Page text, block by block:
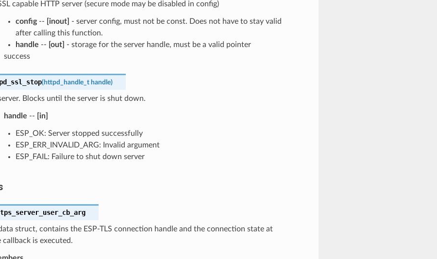
capable HTTP server (secure mode may be disabled in config)
config-- [inout]
- server config, must not be const. Does not have to stay valid
after calling this function.
handle -- [out]
- storage for the server handle, must be a valid pointer
success
(httpd_handle_t handle)
Blocks until the server is shut down.
handle --
[in]
ESP_OK: Server stopped successfully
ESP_ERR_INVALID_ARG: Invalid argument
ESP_FAIL: Failure to shut down server
struct, contains the ESP-TLS connection handle and the connection state at
is executed.